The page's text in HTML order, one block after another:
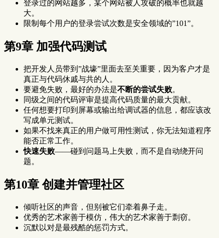
登录过的网站越多，某个网站被人攻破的概率也就越
大。
限制每个用户的登录尝试次数是安全领域的”101”。
第9章 加强代码测试
把开发人员带到”战壕”里面去至关重要，因为客户才是
真正与代码休戚与共的人。
要避免失败，最好的办法是不断的尝试失败。
同级之间的代码评审是提高代码质量的最大贡献。
任何想要打印到屏幕或输出给调试器的信息，都应该改
写成单元测试。
如果不找来真正的用户做可用性测试，你无法知道程序
能否正常工作。
快速失败——碰到问题马上失败，而不是自动绕开问
题。
第10章 创建并管理社区
倾听社区的声音，但别被它们牵着鼻子走。
优秀的艺术家善于模仿，伟大的艺术家善于剽窃。
沉默以对是最残酷的惩罚方式。